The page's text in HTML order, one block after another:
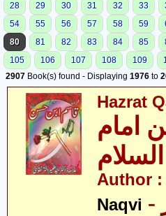
28
29 30 31 32 33
54
55 56 57 58 59
80
81 82 83 84 85
105
106 107 108 109
2907 Book(s) found - Displaying 1976 to
Hazrat
امام
Author :
Naqvi - علامہ ڈاکٹر سید ضمیر اختر